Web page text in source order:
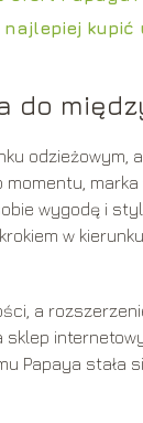
kupić
do
odzieżowym,
momentu,
wygodę i
w
a
sklep
Papaya stała